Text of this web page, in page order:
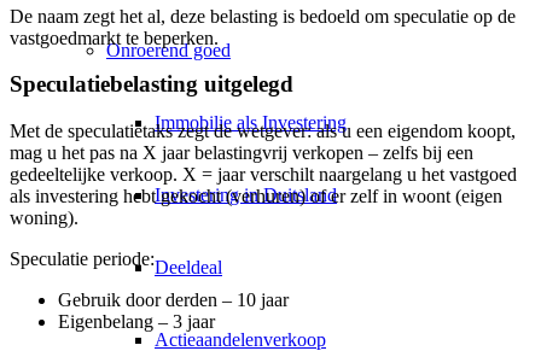
Onroerend goed
Immobilie als Investering
Investering in Duitsland
Deeldeal
Actieaandelenverkoop
De naam zegt het al, deze belasting is bedoeld om speculatie op de
vastgoedmarkt te beperken.
Speculatiebelasting uitgelegd
Met de speculatietakszegt de wetgever: als u een eigendom koopt,
mag u het pas na X jaar belastingvrij verkopen – zelfs bij een
gedeeltelijke verkoop. X = jaar verschilt naargelang u het vastgoed
als investering hebt gekocht (verhuren) of er zelf in woont (eigen
woning).
Speculatie periode:
Gebruik door derden – 10 jaar
Eigenbelang – 3 jaar